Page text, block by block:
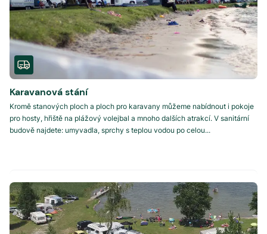
Karavanová stání
Kromě stanových ploch a ploch pro karavany můžeme nabídnout i pokoje
pro hosty, hřiště na plážový volejbal a mnoho dalších atrakcí. V sanitární
budově najdete: umyvadla, sprchy s teplou vodou po celou...